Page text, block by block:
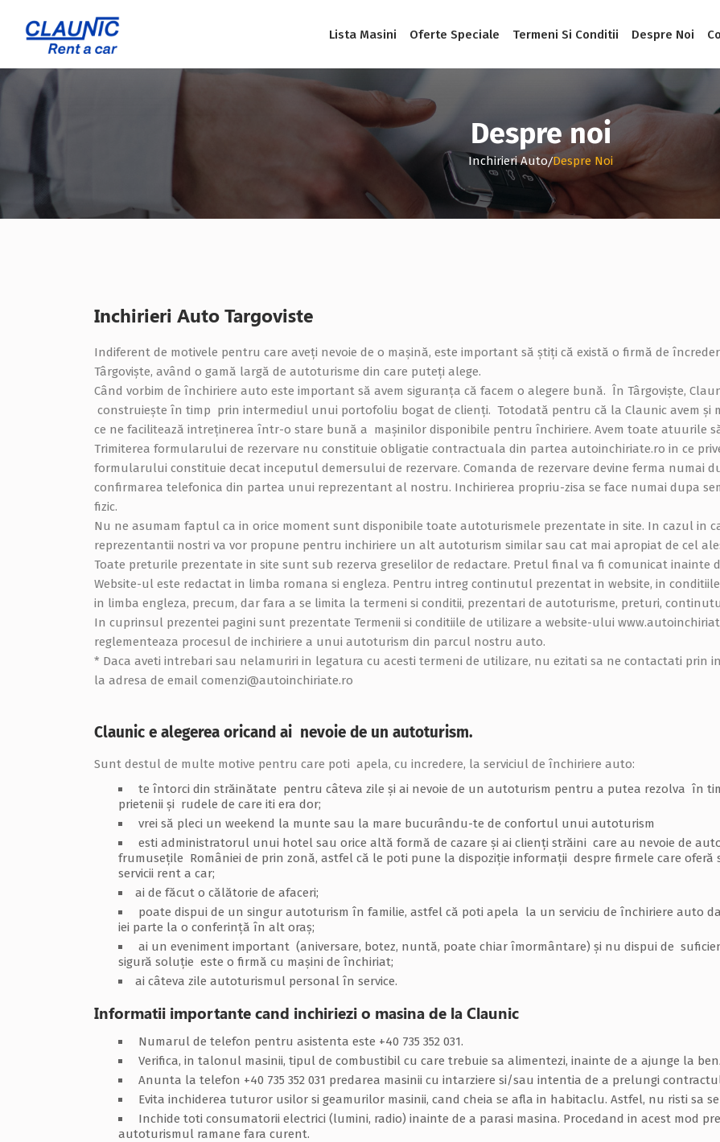
Lista Masini Oferte Speciale Termeni Si Conditii Despre Noi
Despre noi
Inchirieri Auto/Despre Noi
Inchirieri Auto Targoviste
Indiferent de motivele pentru care aveți nevoie de o mașină, este important să știți că există o firmă de
Târgoviște, având o gamă largă de autoturisme din care puteți alege.
Când vorbim de închiriere auto este important să avem siguranța că facem o alegere bună. În Târgoviște,
construiește în timp prin intermediul unui portofoliu bogat de clienți. Totodată pentru că la Claunic avem și
ce ne facilitează intreținerea într-o stare bună a mașinilor disponibile pentru închiriere. Avem toate atuurile
Trimiterea formularului de rezervare nu constituie obligatie contractuala din partea autoinchiriate.ro in ce
formularului constituie decat inceputul demersului de rezervare. Comanda de rezervare devine ferma numai
confirmarea telefonica din partea unui reprezentant al nostru. Inchirierea propriu-zisa se face numai dupa
fizic.
Nu ne asumam faptul ca in orice moment sunt disponibile toate autoturismele prezentate in site. In cazul in
reprezentantii nostri va vor propune pentru inchiriere un alt autoturism similar sau cat mai apropiat de cel
Toate preturile prezentate in site sunt sub rezerva greselilor de redactare. Pretul final va fi comunicat inainte
Website-ul este redactat in limba romana si engleza. Pentru intreg continutul prezentat in website, in
in limba engleza, precum, dar fara a se limita la termeni si conditii, prezentari de autoturisme, preturi,
In cuprinsul prezentei pagini sunt prezentate Termenii si conditiile de utilizare a website-ului
reglementeaza procesul de inchiriere a unui autoturism din parcul nostru auto.
* Daca aveti intrebari sau nelamuriri in legatura cu acesti termeni de utilizare, nu ezitati sa ne contactati prin
la adresa de email comenzi@autoinchiriate.ro
Claunic e alegerea oricand ai nevoie de un autoturism.
Sunt destul de multe motive pentru care poti apela, cu incredere, la serviciul de închiriere auto:
te întorci din străinătate pentru câteva zile și ai nevoie de un autoturism pentru a putea rezolva în
prietenii și rudele de care iti era dor;
vrei să pleci un weekend la munte sau la mare bucurându-te de confortul unui autoturism
esti administratorul unui hotel sau orice altă formă de cazare și ai clienți străini care au nevoie de
frumusețile României de prin zonă, astfel că le poti pune la dispoziție informații despre firmele care oferă
servicii rent a car;
ai de făcut o călătorie de afaceri;
poate dispui de un singur autoturism în familie, astfel că poti apela la un serviciu de închiriere auto
iei parte la o conferință în alt oraș;
ai un eveniment important (aniversare, botez, nuntă, poate chiar îmormântare) și nu dispui de
sigură soluție este o firmă cu mașini de închiriat;
ai câteva zile autoturismul personal în service.
Informatii importante cand inchiriezi o masina de la Claunic
Numarul de telefon pentru asistenta este +40 735 352 031.
Verifica, in talonul masinii, tipul de combustibil cu care trebuie sa alimentezi, inainte de a ajunge la
Anunta la telefon +40 735 352 031 predarea masinii cu intarziere si/sau intentia de a prelungi
Evita inchiderea tuturor usilor si geamurilor masinii, cand cheia se afla in habitaclu. Astfel, nu risti sa
Inchide toti consumatorii electrici (lumini, radio) inainte de a parasi masina. Procedand in acest mod
autoturismul ramane fara curent.